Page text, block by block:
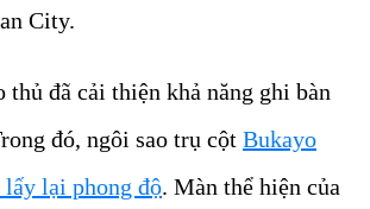
City.
thủ đã cải thiện khả năng ghi bàn
đó, ngôi sao trụ cột Bukayo
lấy lại phong độ. Màn thể hiện của